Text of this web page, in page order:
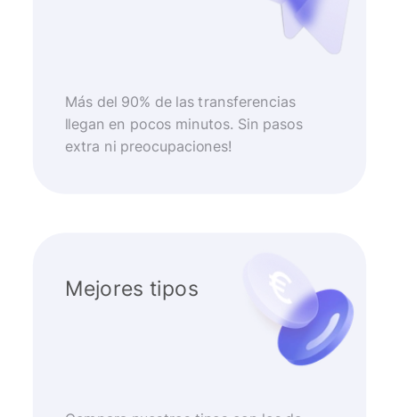
Más del 90% de las transferencias
llegan en pocos minutos. Sin pasos
extra ni preocupaciones!
Mejores tipos